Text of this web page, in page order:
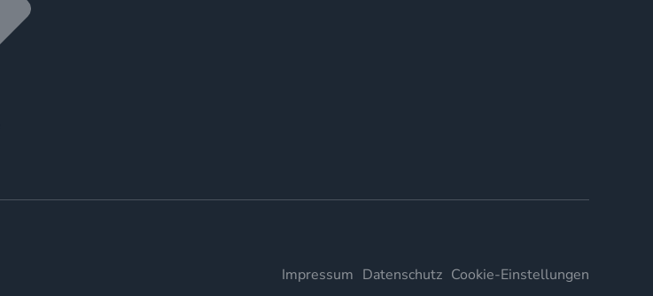
Impressum Datenschutz Cookie-Einstellungen